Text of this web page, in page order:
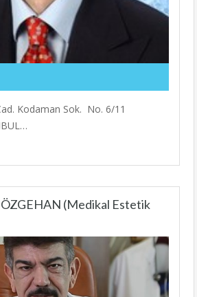
Kodaman Sok. No. 6/11
(Medikal Estetik